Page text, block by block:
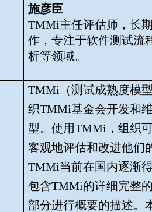
施彦臣
TMMi主任评估师，长
作，专注于软件测试流
析等领域。
TMMi （测试成熟度模
织TMMi基金会开发和
型。使用TMMi ，组织
客观地评估和改进他们
TMMi当前在国内逐渐
包含TMMi的详细完整
部分进行概要的描述。